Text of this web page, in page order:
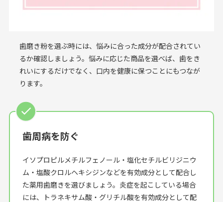
歯磨き粉を選ぶ時には、悩みに合った成分が配合されてい
るか確認しましょう。悩みに応じた商品を選べば、歯をき
れいにするだけでなく、口内を健康に保つことにもつなが
ります。
歯周病を防ぐ
イソプロピルメチルフェノール・塩化セチルビリジニウ
ム・塩酸クロルヘキシジンなどを有効成分として配合し
た薬用歯磨きを選びましょう。炎症を起こしている場合
には、トラネキサム酸・グリチル酸を有効成分として配